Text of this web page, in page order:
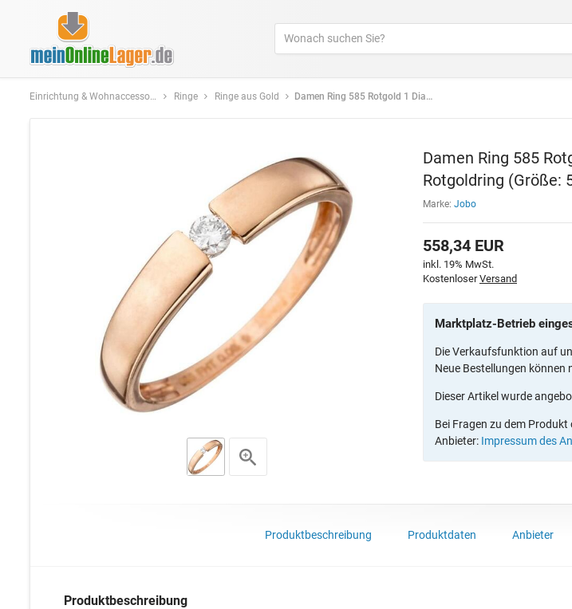
Einrichtung & Wohnaccessoires Ringe Ringe aus Gold Damen Ring 585 Rotgold 1 Diamant Brillant 0,08ct. Rotgoldring (Größe: 50)
Damen Ring 585
Rotgoldring (Größe:
Marke: Jobo
558,34 EUR
inkl. 19% MwSt.
KostenloserVersand
Marktplatz-Betrieb
Die Verkaufsfunktion auf
Neue Bestellungen können
Dieser Artikel wurde
Bei Fragen zu dem
Anbieter: Impressum des
Produktbeschreibung Produktdaten Anbieter
Produktbeschreibung